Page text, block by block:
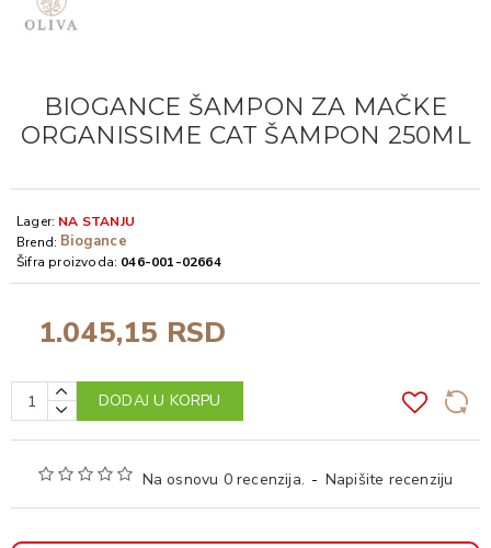
BIOGANCE ŠAMPON ZA MAČKE
ORGANISSIME CAT ŠAMPON 250ML
Na osnovu 0 recenzija. - Napišite recenziju
1.045,15 RSD
Lager: NA STANJU
Brend: Biogance
Šifra proizvoda: 046-001-02664
DODAJ U KORPU